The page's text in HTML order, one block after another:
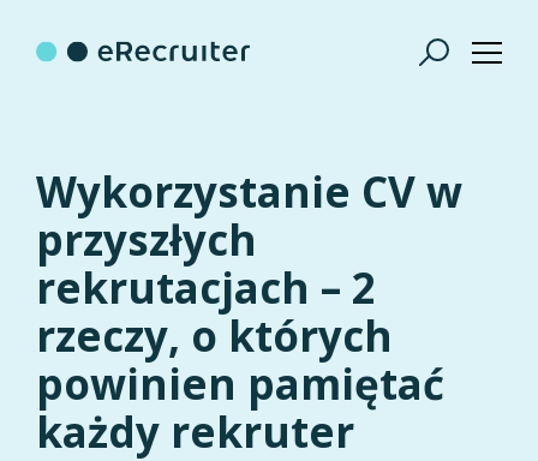
Wykorzystanie CV w
przyszłych
rekrutacjach – 2
rzeczy, o których
powinien pamiętać
każdy rekruter